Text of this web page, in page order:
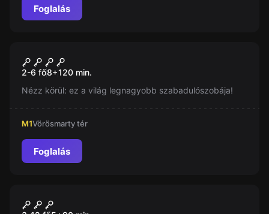
Foglalás
Új
Szabadulók Rendje - A
Beavatás
2-6 fő8+120 min.
Nézz körül: ez a világ legnagyobb szabadulószobája!
M1Vörösmarty tér
Foglalás
Új
A Varázsló Birodalma